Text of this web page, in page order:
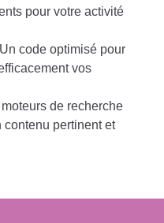
pour votre activité
code optimisé pour
vos
moteurs de recherche
pertinent et